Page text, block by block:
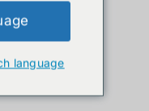
ทาง
language